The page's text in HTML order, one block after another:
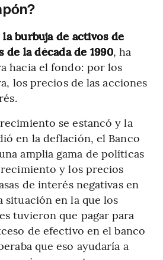
burbuja de activos de
la década de 1990, ha
hacia el fondo: por los
los precios de las acciones
se estancó y la
en la deflación, el Banco
amplia gama de políticas
y los precios
de interés negativas en
situación en la que los
tuvieron que pagar para
de efectivo en el banco
que eso ayudaría a